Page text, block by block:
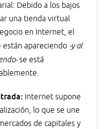
Debido a los bajos
una tienda virtual
en Internet, el
apareciendo -y al
se está
Internet supone
lo que se une
de capitales y